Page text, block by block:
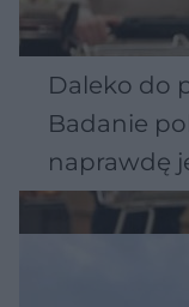
Daleko do
Badanie
naprawdę